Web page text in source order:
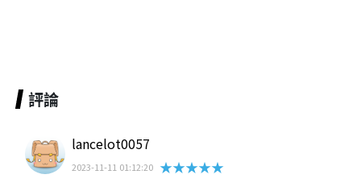
評論
lancelot0057
2023-11-11 01:12:20 ★★★★★